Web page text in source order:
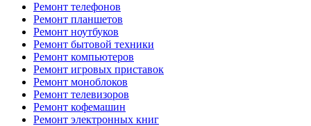
Ремонт телефонов
Ремонт планшетов
Ремонт ноутбуков
Ремонт бытовой техники
Ремонт компьютеров
Ремонт игровых приставок
Ремонт моноблоков
Ремонт телевизоров
Ремонт кофемашин
Ремонт электронных книг